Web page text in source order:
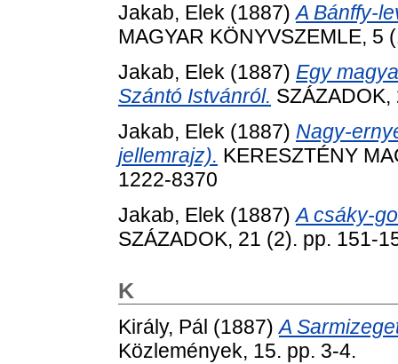
Jakab, Elek (1887)A Bánffy-
MAGYAR KÖNYVSZEMLE, 5
Jakab, Elek (1887) Egy
Szántó Istvánról.
Jakab, Elek (1887) Nagy-
jellemrajz). KERESZTÉNY
1222-8370
Jakab, Elek (1887)A csáky-
SZÁZADOK, 21 (2). pp. 151-
K
Király, Pál (1887)A
Közlemények, 15. pp. 3-4.